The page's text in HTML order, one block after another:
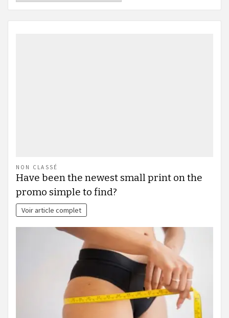
NON CLASSÉ
Have been the newest small print on the
promo simple to find?
Voir article complet